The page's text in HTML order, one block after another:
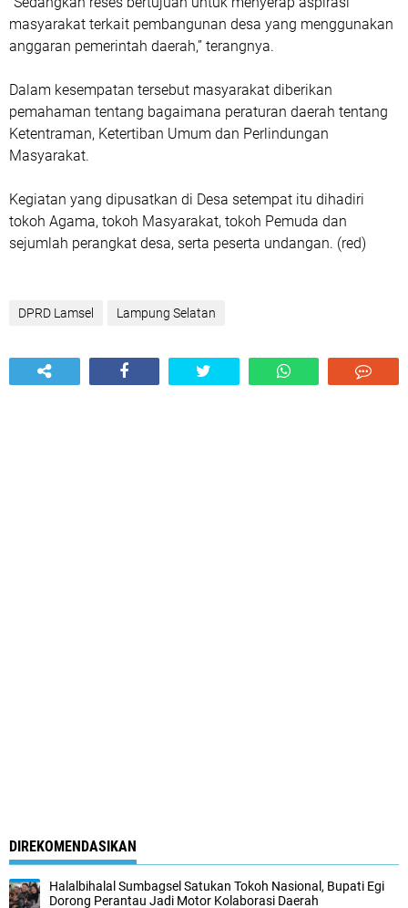
masyarakat terkait pembangunan desa yang menggunakan
anggaran pemerintah daerah,” terangnya.
Dalam kesempatan tersebut masyarakat diberikan
pemahaman tentang bagaimana peraturan daerah tentang
Ketentraman, Ketertiban Umum dan Perlindungan
Masyarakat.
Kegiatan yang dipusatkan di Desa setempat itu dihadiri
tokoh Agama, tokoh Masyarakat, tokoh Pemuda dan
sejumlah perangkat desa, serta peserta undangan. (red)
DPRD Lamsel Lampung Selatan
DIREKOMENDASIKAN
Halalbihalal Sumbagsel Satukan Tokoh Nasional, Bupati Egi
Dorong Perantau Jadi Motor Kolaborasi Daerah